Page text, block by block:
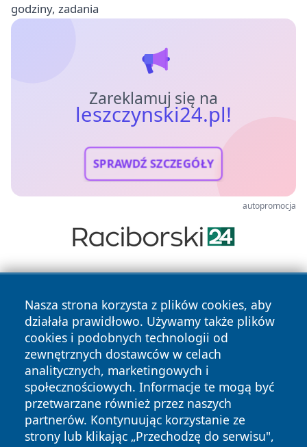
godziny, zadania
Zareklamuj się na
leszczynski24.pl!
SPRAWDŹ SZCZEGÓŁY
autopromocja
Nasza strona korzysta z plików cookies, aby
działała prawidłowo. Używamy także plików
cookies i podobnych technologii od
zewnętrznych dostawców w celach
analitycznych, marketingowych i
społecznościowych. Informacje te mogą być
przetwarzane również przez naszych
partnerów. Kontynuując korzystanie ze
strony lub klikając „Przechodzę do serwisu",
Copyright © 2026 leszczynski24.pl Wszystkie prawa
zastrzeżone.
News Autorzy
Polityka
Prywatności
Polityka
Cookies